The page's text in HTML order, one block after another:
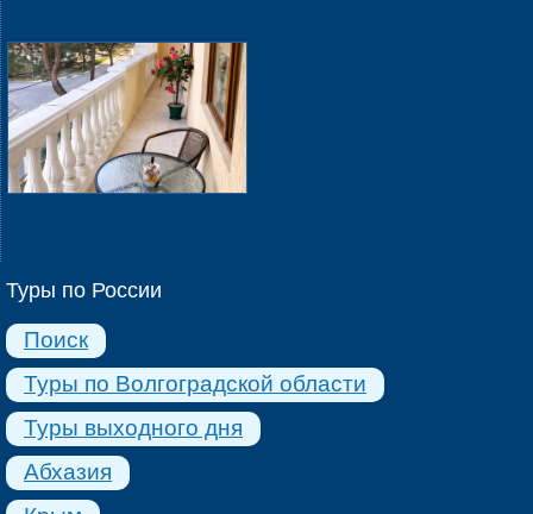
Туры по России
Поиск
Туры по Волгоградской области
Туры выходного дня
Абхазия